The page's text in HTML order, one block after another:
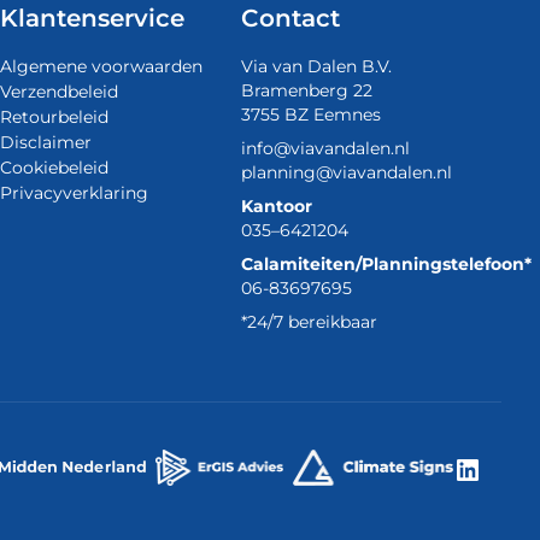
Klantenservice
Algemene voorwaarden
Verzendbeleid
Retourbeleid
Disclaimer
Cookiebeleid
Privacyverklaring
Contact
Via van Dalen B.V.
Bramenberg 22
3755 BZ Eemnes
info@viavandalen.nl
planning@viavandalen.nl
Kantoor
035–6421204
Calamiteiten/Planningstelefoon*
06-83697695
*24/7 bereikbaar